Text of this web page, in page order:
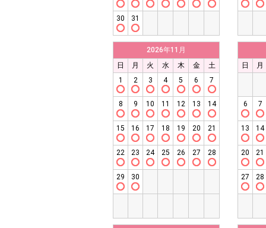
30 31
2026年11月
日
月 火 水 木 金
土
1
2 3 4 5 6 7
8 9 10 11 12 13 14
15 16 17 18 19 20 21
22 23 24 25 26 27 28
29 30
日 月
6 7
13 14
20 21
27 28